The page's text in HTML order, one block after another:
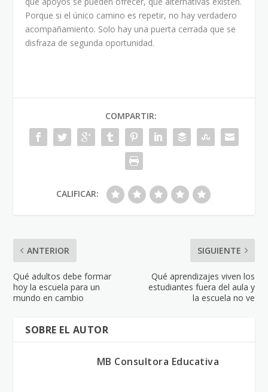
Porque si el único camino es repetir, no hay verdadero
acompañamiento. Solo hay una puerta cerrada que se
disfraza de segunda oportunidad.
COMPARTIR:
CALIFICAR:
ANTERIOR
Qué adultos debe formar
hoy la escuela para un
mundo en cambio
SIGUIENTE
Qué aprendizajes viven los
estudiantes fuera del aula y
la escuela no ve
SOBRE EL AUTOR
MB Consultora Educativa